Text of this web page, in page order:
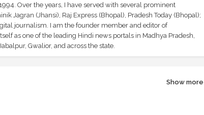
Over the years, I have served with several prominent
Jagran (Jhansi), Raj Express (Bhopal), Pradesh Today (Bhopal);
journalism. I am the founder member and editor of
as one of the leading Hindi news portals in Madhya Pradesh,
Gwalior, and across the state.
Show more